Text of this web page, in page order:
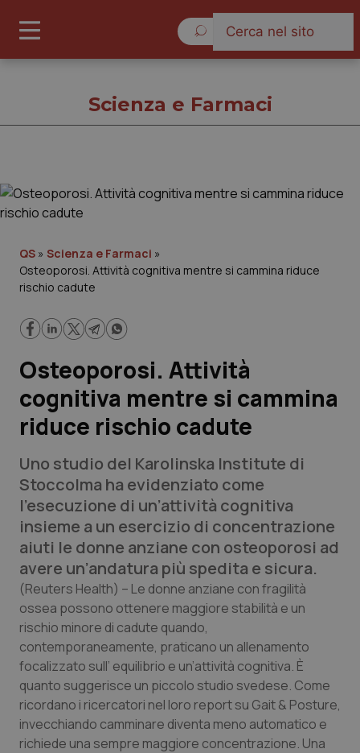
Governo e Parlamento
Regioni e Asl
Lavoro e Professioni
Scienza e Farmaci
Studi e Analisi
Lettere al direttore
Edizioni Regionali
QS Pro
Professionisti Sanitari.AI
Abruzzo
Basilicata
Calabria
QS Pro Gold
Artrite & artrosi
Asma & BPCO
QS Club Newsletter
Scienza e Farmaci
QS » Scienza e Farmaci »
Osteoporosi. Attività cognitiva mentre si cammina riduce
rischio cadute
Osteoporosi. Attività
cognitiva mentre si cammina
riduce rischio cadute
Uno studio del Karolinska Institute di
Stoccolma ha evidenziato come
l’esecuzione di un’attività cognitiva
insieme a un esercizio di concentrazione
aiuti le donne anziane con osteoporosi ad
avere un’andatura più spedita e sicura.
(Reuters Health) – Le donne anziane con fragilità
ossea possono ottenere maggiore stabilità e un
rischio minore di cadute quando,
contemporaneamente, praticano un allenamento
focalizzato sull’ equilibrio e un’attività cognitiva. È
quanto suggerisce un piccolo studio svedese. Come
ricordano i ricercatori nel loro report su Gait & Posture,
invecchiando camminare diventa meno automatico e
richiede una sempre maggiore concentrazione. Una